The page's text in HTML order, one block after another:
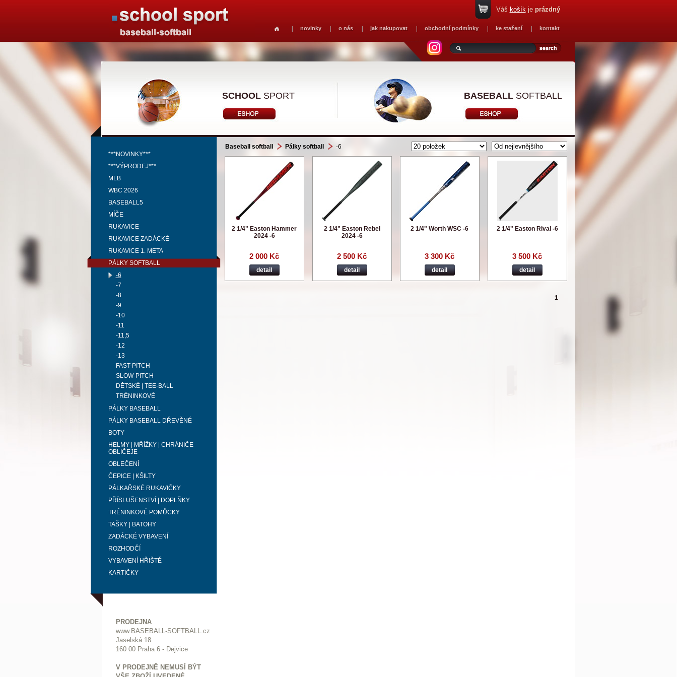
novinky o nás jak nakupovat obchodní podmínky ke stažení kontakt
Váš košíkje prázdný
SCHOOLSPORT BASEBALLSOFTBALL
***NOVINKY***
***VÝPRODEJ***
MLB
WBC 2026
BASEBALL5
MÍČE
RUKAVICE
RUKAVICE ZADÁCKÉ
RUKAVICE 1. META
PÁLKY SOFTBALL
-6
-7
-8
-9
-10
-11
-11,5
-12
-13
FAST-PITCH
SLOW-PITCH
DĚTSKÉ | TEE-BALL
TRÉNINKOVÉ
PÁLKY BASEBALL
PÁLKY BASEBALL DŘEVĚNÉ
BOTY
HELMY | MŘÍŽKY | CHRÁNIČE
OBLIČEJE
OBLEČENÍ
ČEPICE | KŠILTY
PÁLKAŘSKÉ RUKAVIČKY
PŘÍSLUŠENSTVÍ | DOPLŇKY
TRÉNINKOVÉ POMŮCKY
TAŠKY | BATOHY
ZADÁCKÉ VYBAVENÍ
ROZHODČÍ
VYBAVENÍ HŘIŠTĚ
KARTIČKY
PRODEJNA
www.BASEBALL-SOFTBALL.cz
Jaselská 18
160 00 Praha 6 - Dejvice
V PRODEJNĚ NEMUSÍ BÝT
Baseball softball Pálky softball -6
2 1/4" Easton Hammer
2024 -6
2 000 Kč
detail
2 1/4" Easton Rebel
2024 -6
2 500 Kč
detail
2 1/4" Worth WSC -6
3 300 Kč
detail
2 1/4" Easton Rival -6
3 500 Kč
detail
1